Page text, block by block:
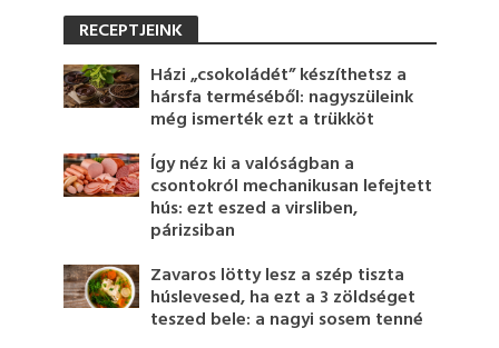
RECEPTJEINK
Házi „csokoládét” készíthetsz a
hársfa terméséből: nagyszüleink
még ismerték ezt a trükköt
Így néz ki a valóságban a
csontokról mechanikusan lefejtett
hús: ezt eszed a virsliben,
párizsiban
Zavaros lötty lesz a szép tiszta
húslevesed, ha ezt a 3 zöldséget
teszed bele: a nagyi sosem tenné